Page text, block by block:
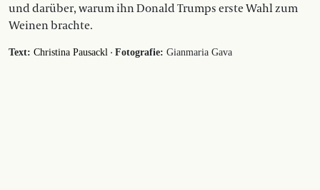
und darüber, warum ihn Donald Trumps erste Wahl zum
Weinen brachte.
Text: Christina Pausackl · Fotografie: Gianmaria Gava